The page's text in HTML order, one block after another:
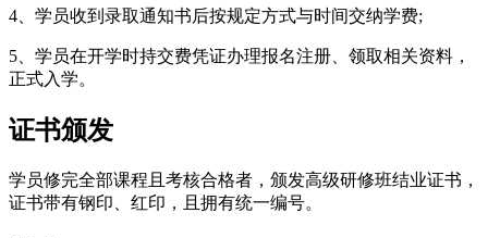
4、学员收到录取通知书后按规定方式与时间交纳学费;
5、学员在开学时持交费凭证办理报名注册、领取相关资料，
正式入学。
证书颁发
学员修完全部课程且考核合格者，颁发高级研修班结业证书，
证书带有钢印、红印，且拥有统一编号。